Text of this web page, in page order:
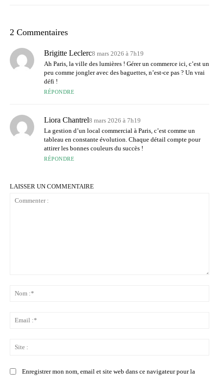
2 Commentaires
Brigitte Leclerc8 mars 2026 à 7h19
Ah Paris, la ville des lumières ! Gérer un commerce ici, c’est un
peu comme jongler avec des baguettes, n’est-ce pas ? Un vrai
défi !
RÉPONDRE
Liora Chantrel8 mars 2026 à 7h19
La gestion d’un local commercial à Paris, c’est comme un
tableau en constante évolution. Chaque détail compte pour
attirer les bonnes couleurs du succès !
RÉPONDRE
LAISSER UN COMMENTAIRE
Enregistrer mon nom, email et site web dans ce navigateur pour la